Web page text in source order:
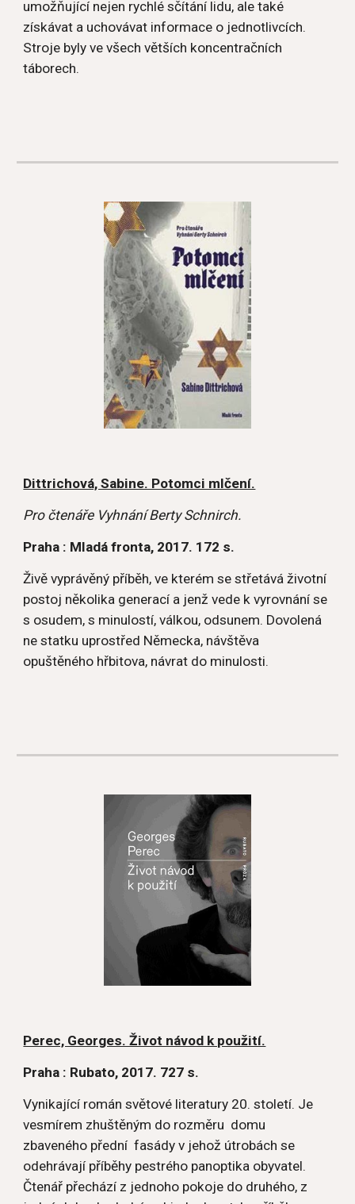
umožňující nejen rychlé sčítání lidu, ale také
získávat a uchovávat informace o jednotlivcích.
Stroje byly ve všech větších koncentračních
táborech.
Dittrichová, Sabine. Potomci mlčení.
Pro čtenáře Vyhnání Berty Schnirch.
Praha : Mladá fronta, 2017. 172 s.
Živě vyprávěný příběh, ve kterém se střetává životní
postoj několika generací a jenž vede k vyrovnání se
s osudem, s minulostí, válkou, odsunem. Dovolená
ne statku uprostřed Německa, návštěva
opuštěného hřbitova, návrat do minulosti.
Perec, Georges. Život návod k použití.
Praha : Rubato, 2017. 727 s.
Vynikající román světové literatury 20. století. Je
vesmírem zhuštěným do rozměru  domu
zbaveného přední  fasády v jehož útrobách se
odehrávají příběhy pestrého panoptika obyvatel.
Čtenář přechází z jednoho pokoje do druhého, z